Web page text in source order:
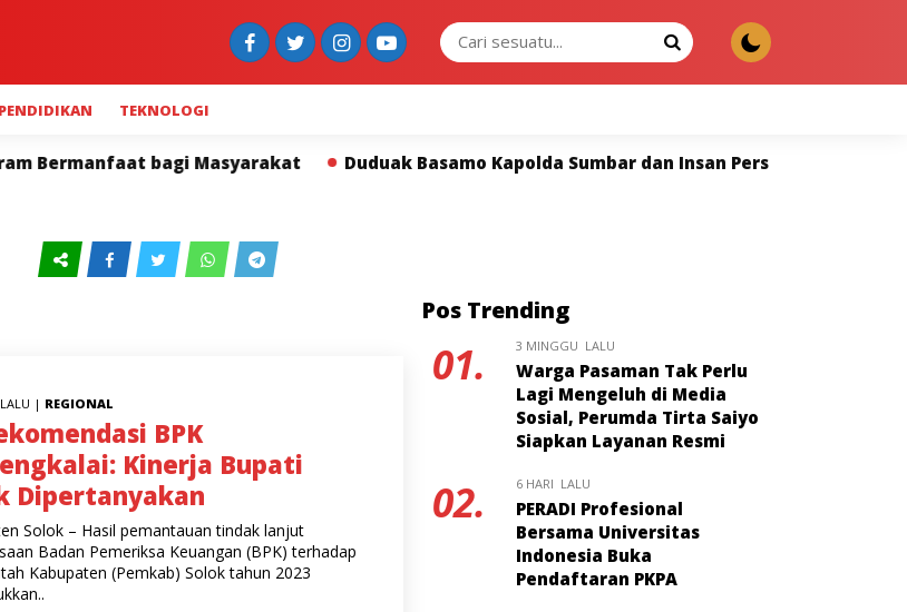
PENDIDIKAN TEKNOLOGI
Duduak Basamo Kapolda Sumbar dan Insan Pers Perkuat Sinergi untuk Keterbukaan
| REGIONAL
BPK
Kinerja Bupati
Dipertanyakan
Solok – Hasil pemantauan tindak lanjut
Badan Pemeriksa Keuangan (BPK) terhadap
Kabupaten (Pemkab) Solok tahun 2023
Pos Trending
01. 3 MINGGU LALU
Warga Pasaman Tak Perlu
Lagi Mengeluh di Media
Sosial, Perumda Tirta Saiyo
Siapkan Layanan Resmi
02. 6 HARI LALU
PERADI Profesional
Bersama Universitas
Indonesia Buka
Pendaftaran PKPA